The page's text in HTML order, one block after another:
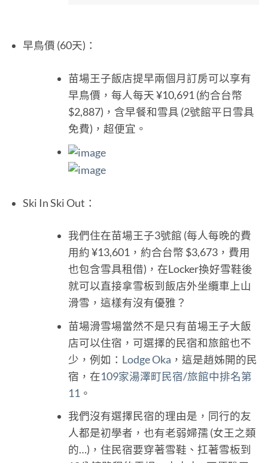
早鳥價 (60天)：
苗場王子飯店提早兩個月訂房可以享有
早鳥價，每人每天 ¥10,691 (約合台幣
$2,887)，含早餐和雪具 (2號館平日雪具
免費)，超便宜。
Ski In Ski Out：
我們住在苗場王子3號館 (每人每晚的費
用約 ¥13,601，約合台幣 $3,673，費用
也包含雪具租借)，在Locker換好雪鞋後
就可以直接拿雪板到飯店外坐纜車上山
滑雪，這樣有沒有優雅？
苗場滑雪場當然不是只有苗場王子大飯
店可以住宿，可選擇的民宿和旅館也不
少，例如： Lodge Oka ，這是趙姊開的民
宿，在109家湯澤町民宿/旅館中排名第
11 。
我們沒有選擇民宿的理由是，同行的友
人都是初學者，也有老弱婦孺 (女王之類
的…)，住民宿要穿著雪鞋、扛著雪板到